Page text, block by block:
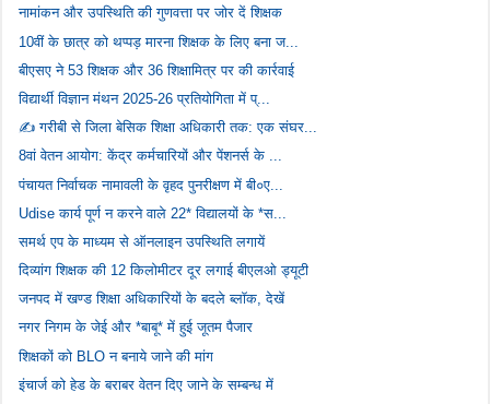
नामांकन और उपस्थिति की गुणवत्ता पर जोर दें शिक्षक
10वीं के छात्र को थप्पड़ मारना शिक्षक के लिए बना ज...
बीएसए ने 53 शिक्षक और 36 शिक्षामित्र पर की कार्रवाई
विद्यार्थी विज्ञान मंथन 2025-26 प्रतियोगिता में प्...
✍️ गरीबी से जिला बेसिक शिक्षा अधिकारी तक: एक संघर...
8वां वेतन आयोग: केंद्र कर्मचारियों और पेंशनर्स के ...
पंचायत निर्वाचक नामावली के वृहद पुनरीक्षण में बी०ए...
Udise कार्य पूर्ण न करने वाले 22* विद्यालयों के *स...
समर्थ एप के माध्यम से ऑनलाइन उपस्थिति लगायें
दिव्यांग शिक्षक की 12 किलोमीटर दूर लगाई बीएलओ ड्यूटी
जनपद में खण्ड शिक्षा अधिकारियों के बदले ब्लॉक, देखें
नगर निगम के जेई और *बाबू* में हुई जूतम पैजार
शिक्षकों को BLO न बनाये जाने की मांग
इंचार्ज को हेड के बराबर वेतन दिए जाने के सम्बन्ध में